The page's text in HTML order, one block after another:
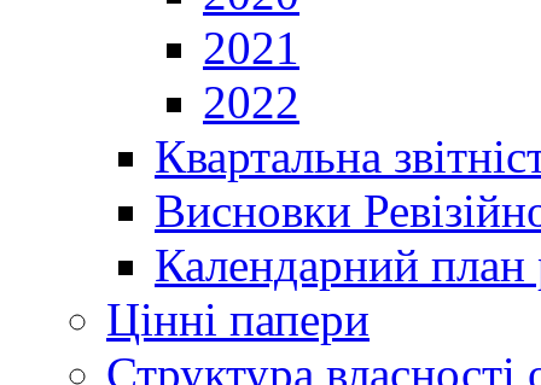
2021
2022
Квартальна
Висновки
Календарний план
Цінні папери
Структура власності